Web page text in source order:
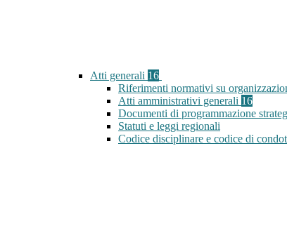
Atti generali 16
Riferimenti normativi su
Atti amministrativi generali 16
Documenti di programmazione
Statuti e leggi regionali
Codice disciplinare e codice di